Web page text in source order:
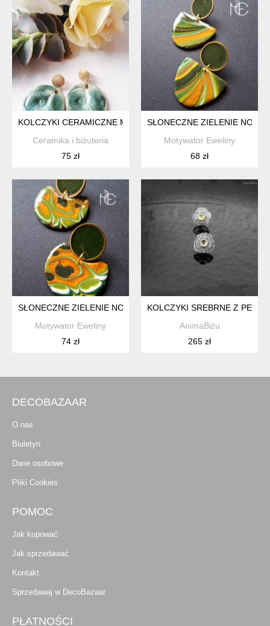
KOLCZYKI CERAMICZNE MUSZLE MORSKIE ZIELONE,
Ceramika i biżuteria
75 zł
SŁONECZNE ZIELENIE NO4
Motywator Eweliny
68 zł
SŁONECZNE ZIELENIE NO3
Motywator Eweliny
74 zł
KOLCZYKI SREBRNE Z
AnimaBiżu
265 zł
DECOBAZAAR
O nas
Biuletyn
Dane osobowe
Pliki Cookies
POMOC
Jak kupować
Jak sprzedawać
Kontakt
Sprzedawaj w DecoBazaar
PŁATNOŚCI